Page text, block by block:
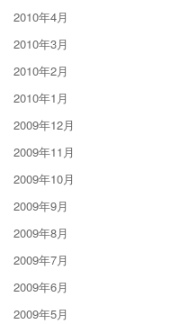
2010年4月
2010年3月
2010年2月
2010年1月
2009年12月
2009年11月
2009年10月
2009年9月
2009年8月
2009年7月
2009年6月
2009年5月